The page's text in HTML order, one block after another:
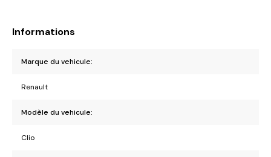
Informations
Marque du vehicule:
Renault
Modèle du vehicule:
Clio